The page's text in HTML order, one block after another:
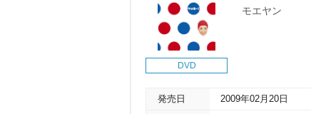
DVD
モエヤン
発売日 2009年02月20日